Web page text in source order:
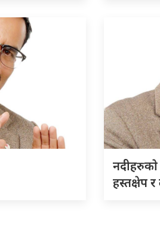
नदीहरुकाे
हस्तक्षेप